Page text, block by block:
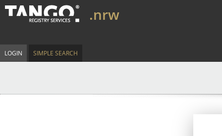
.nrw
LOGIN SIMPLE SEARCH